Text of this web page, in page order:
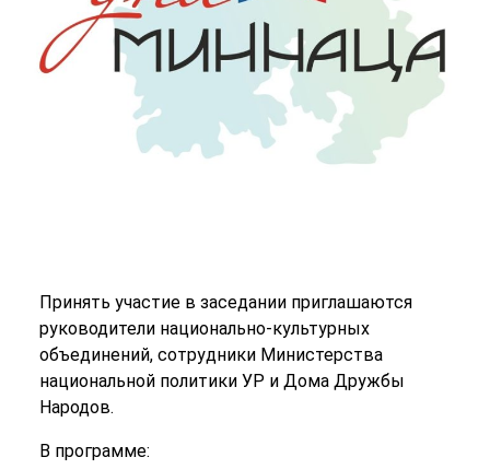
Принять участие в заседании приглашаются
руководители национально-культурных
объединений, сотрудники Министерства
национальной политики УР и Дома Дружбы
Народов.
В программе: